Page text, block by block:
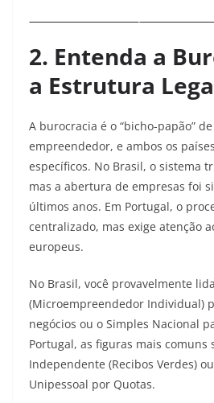
2. Entenda a
a Estrutura
A burocracia é o “bicho-papão”
empreendedor, e ambos os
específicos. No Brasil, o sistema
mas a abertura de empresas foi
últimos anos. Em Portugal, o
centralizado, mas exige atenção
europeus.
No Brasil, você provavelmente
(Microempreendedor Individual)
negócios ou o Simples Nacional
Portugal, as figuras mais comuns
Independente (Recibos Verdes)
Unipessoal por Quotas.